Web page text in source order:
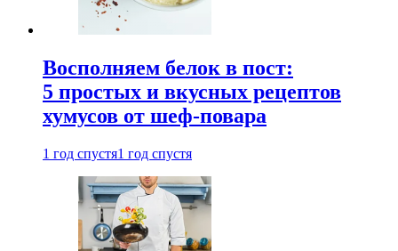
Восполняем белок в пост:
5 простых и вкусных рецептов
хумусов от шеф-повара
1 год спустя1 год спустя